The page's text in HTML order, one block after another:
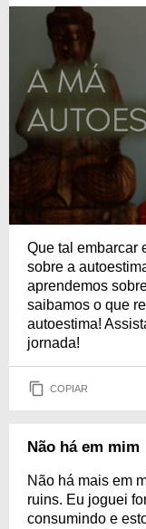
Que tal embarcar
sobre a
aprendemos
saibamos o que
autoestima!
jornada!
COPIAR
Não há em mim
Não há mais em
ruins. Eu joguei
consumindo e